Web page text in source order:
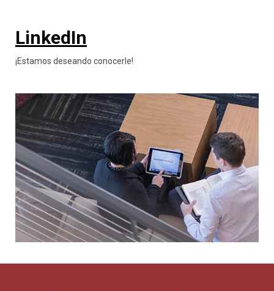
LinkedIn
¡Estamos deseando conocerle!